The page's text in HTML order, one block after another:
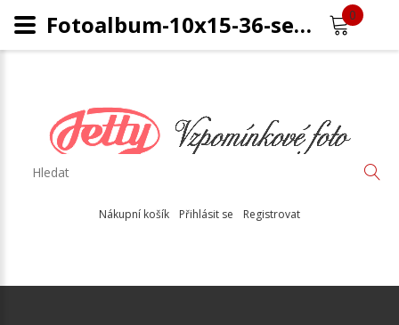
Nákupní košík Přihlásit se Registrovat
0
Fotoalbum-10x15-36-sešítek-P4636